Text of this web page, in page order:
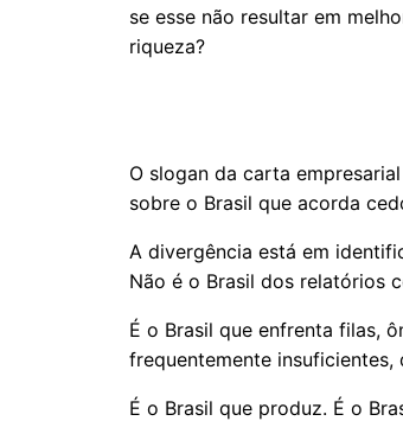
se esse não resultar em
riqueza?
O slogan da carta
sobre o Brasil que acorda
A divergência está em
Não é o Brasil dos relatórios
É o Brasil que enfrenta filas,
frequentemente
É o Brasil que produz. É o